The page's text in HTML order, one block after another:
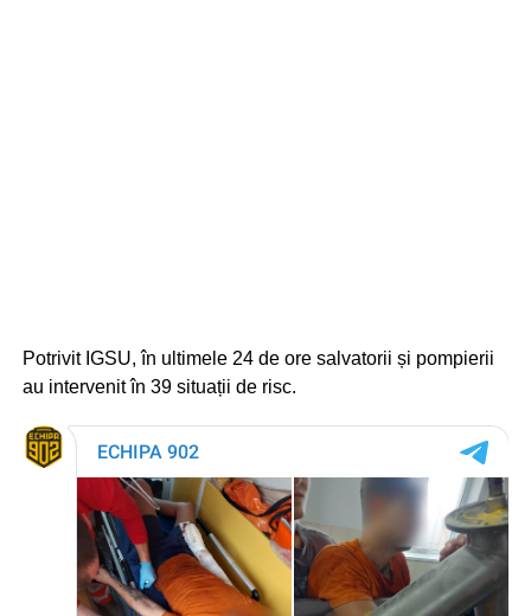
Potrivit IGSU, în ultimele 24 de ore salvatorii și pompierii
au intervenit în 39 situații de risc.